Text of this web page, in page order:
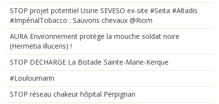
STOP projet potentiel Usine SEVESO ex-site #Seita #Altadis
#ImpérialTobacco : Sauvons chevaux @Riom
AURA Environnement protège la mouche soldat noire
(Hermetia illucens) !
STOP DECHARGE La Bistade Sainte-Marie-Kerque
#Louloumarin
STOP réseau chakeur hôpital Perpignan